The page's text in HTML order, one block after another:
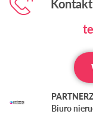
Biuro